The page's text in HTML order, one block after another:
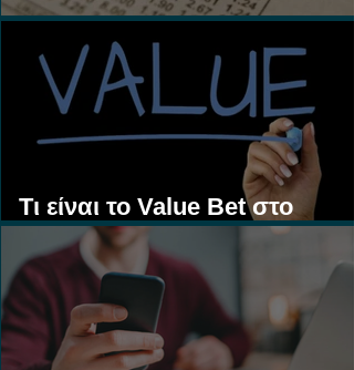
Τι είναι τα Ασιατικά Χάντικαπ;
Τι είναι το Value Bet στο
Στοίχημα;